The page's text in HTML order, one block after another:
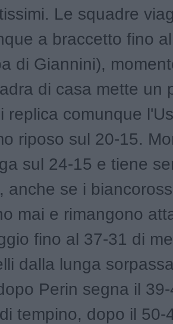
Le squadre
a braccetto fino
di Giannini),
di casa mette un
replica comunque
riposo sul 20-15.
sul 24-15 e tiene
anche se i
mai e rimangono
fino al 37-31 di
dalla lunga
Perin segna il
tempino, dopo il 50-